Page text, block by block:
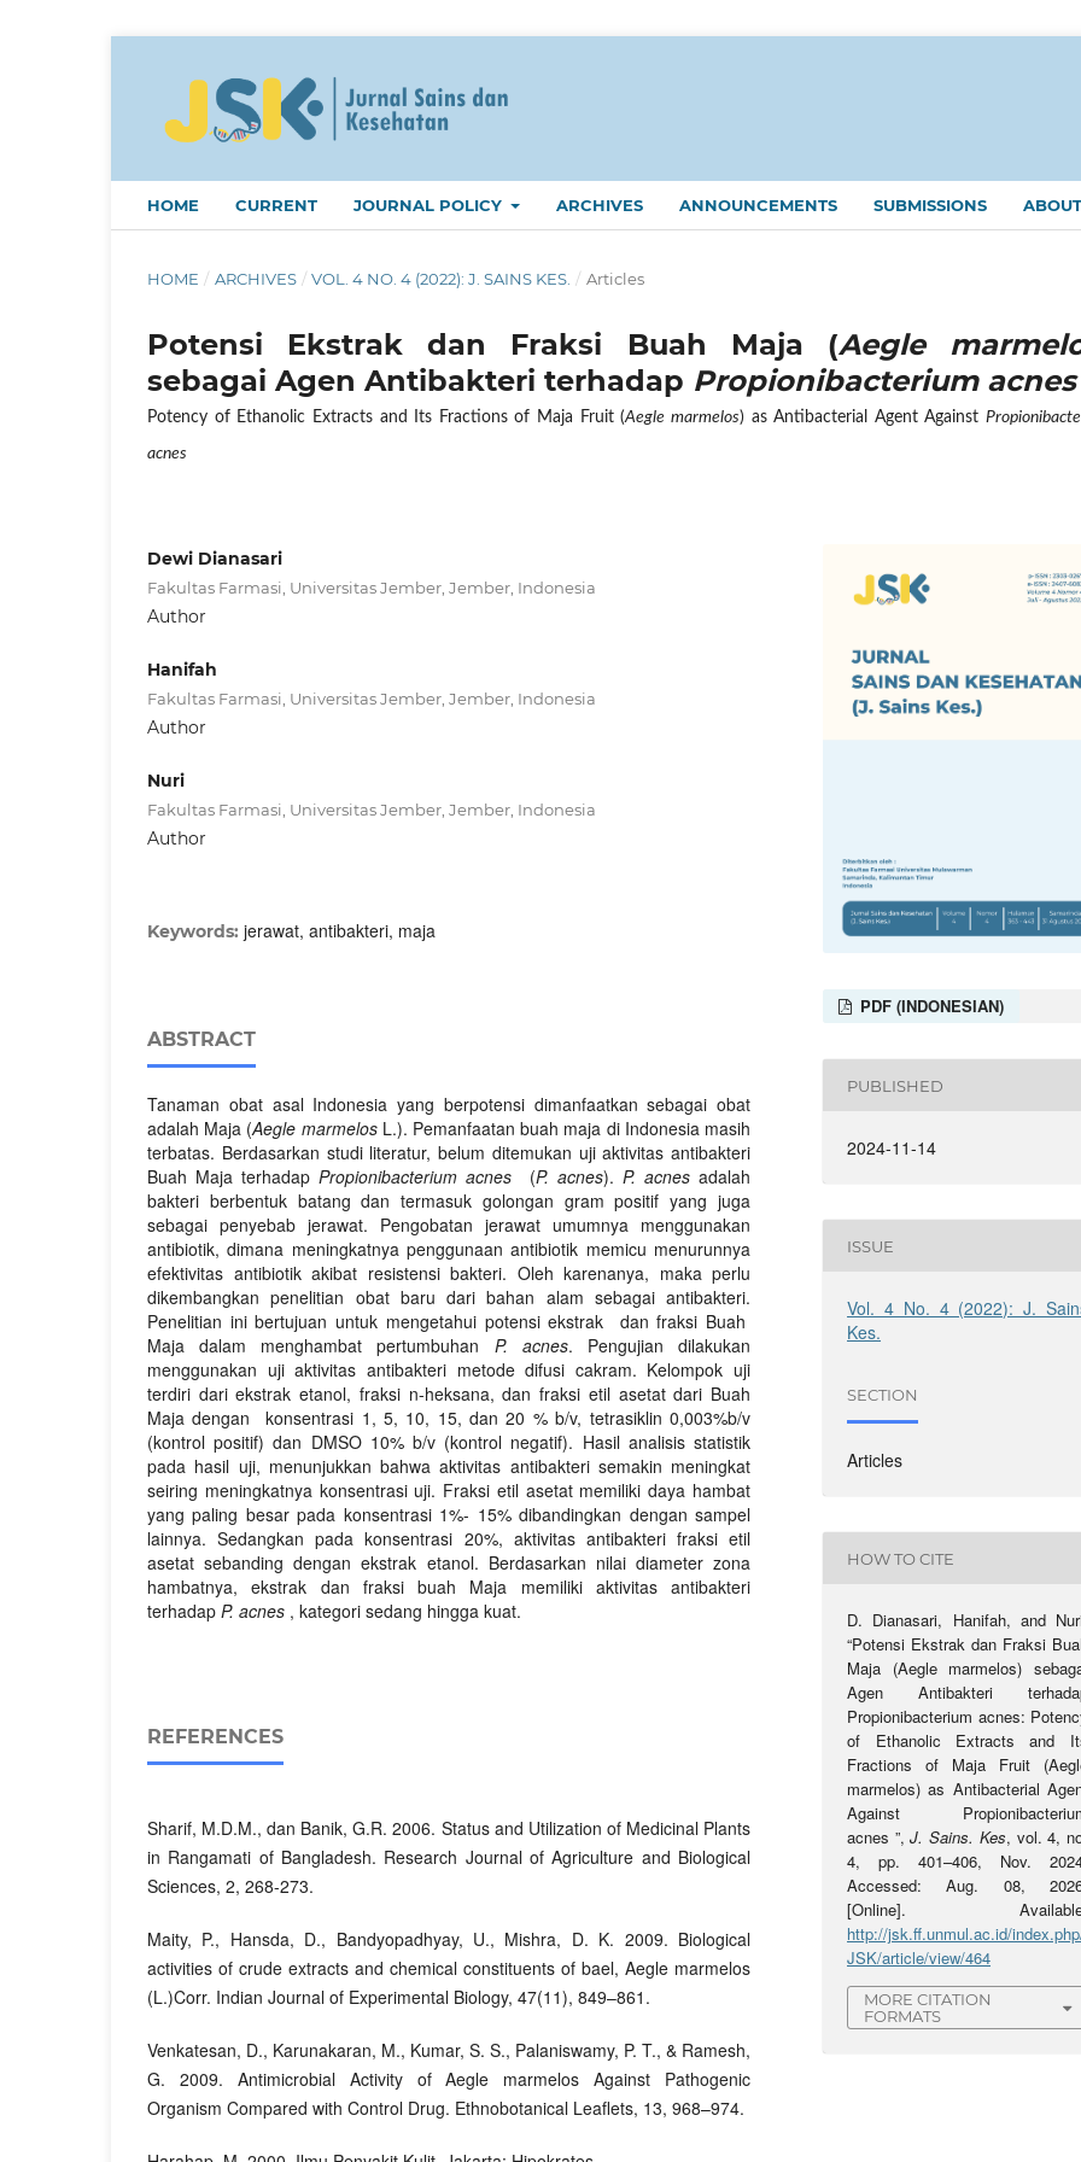
HOME CURRENT JOURNAL POLICY ARCHIVES ANNOUNCEMENTS SUBMISSIONS
HOME / ARCHIVES / VOL. 4 NO. 4 (2022): J. SAINS KES. / Articles
Potensi Ekstrak dan Fraksi Buah Maja (Aegle
sebagai Agen Antibakteri terhadap Propionibacterium acnes
Potency of Ethanolic Extracts and Its Fractions of Maja Fruit (Aegle marmelos) as Antibacterial Agent Against
acnes
Dewi Dianasari
Fakultas Farmasi, Universitas Jember, Jember, Indonesia
Author
Hanifah
Fakultas Farmasi, Universitas Jember, Jember, Indonesia
Author
Nuri
Fakultas Farmasi, Universitas Jember, Jember, Indonesia
Author
Keywords: jerawat, antibakteri, maja
ABSTRACT
Tanaman obat asal Indonesia yang berpotensi dimanfaatkan sebagai obat
adalah Maja (Aegle marmelosL.). Pemanfaatan buah maja di Indonesia masih
terbatas. Berdasarkan studi literatur, belum ditemukan uji aktivitas antibakteri
Buah Maja terhadapPropionibacterium acnes (P. acnes). P. acnesadalah
bakteri berbentuk batang dan termasuk golongan gram positif yang juga
sebagai penyebab jerawat. Pengobatan jerawat umumnya menggunakan
antibiotik, dimana meningkatnya penggunaan antibiotik memicu menurunnya
efektivitas antibiotik akibat resistensi bakteri. Oleh karenanya, maka perlu
dikembangkan penelitian obat baru dari bahan alam sebagai antibakteri.
Penelitian ini bertujuan untuk mengetahui potensi ekstrak dan fraksi Buah
Maja dalam menghambat pertumbuhan P. acnes. Pengujian dilakukan
menggunakan uji aktivitas antibakteri metode difusi cakram. Kelompok uji
terdiri dari ekstrak etanol, fraksi n-heksana, dan fraksi etil asetat dari Buah
Maja dengan konsentrasi 1, 5, 10, 15, dan 20 % b/v, tetrasiklin 0,003%b/v
(kontrol positif) dan DMSO 10% b/v (kontrol negatif). Hasil analisis statistik
pada hasil uji, menunjukkan bahwa aktivitas antibakteri semakin meningkat
seiring meningkatnya konsentrasi uji. Fraksi etil asetat memiliki daya hambat
yang paling besar pada konsentrasi 1%- 15% dibandingkan dengan sampel
lainnya. Sedangkan pada konsentrasi 20%, aktivitas antibakteri fraksi etil
asetat sebanding dengan ekstrak etanol. Berdasarkan nilai diameter zona
hambatnya, ekstrak dan fraksi buah Maja memiliki aktivitas antibakteri
terhadap P. acnes , kategori sedang hingga kuat.
REFERENCES
Sharif, M.D.M., dan Banik, G.R. 2006. Status and Utilization of Medicinal Plants
in Rangamati of Bangladesh. Research Journal of Agriculture and Biological
Sciences, 2, 268-273.
Maity, P., Hansda, D., Bandyopadhyay, U., Mishra, D. K. 2009. Biological
activities of crude extracts and chemical constituents of bael, Aegle marmelos
(L.)Corr. Indian Journal of Experimental Biology, 47(11), 849–861.
Venkatesan, D., Karunakaran, M., Kumar, S. S., Palaniswamy, P. T., & Ramesh,
G. 2009. Antimicrobial Activity of Aegle marmelos Against Pathogenic
Organism Compared with Control Drug. Ethnobotanical Leaflets, 13, 968–974.
PDF (INDONESIAN)
PUBLISHED
2024-11-14
ISSUE
Vol. 4 No. 4 (2022): J.
Kes.
SECTION
Articles
HOW TO CITE
D. Dianasari, Hanifah, and
“Potensi Ekstrak dan Fraksi
Maja (Aegle marmelos)
Agen Antibakteri
Propionibacterium acnes:
of Ethanolic Extracts and
Fractions of Maja Fruit
marmelos) as Antibacterial
Against
acnes ”,J. Sains. Kes, vol. 4,
4, pp. 401–406, Nov.
Accessed: Aug. 08,
[Online].
http://jsk.ff.unmul.ac.id/
JSK/article/view/464
MORE CITATION
FORMATS